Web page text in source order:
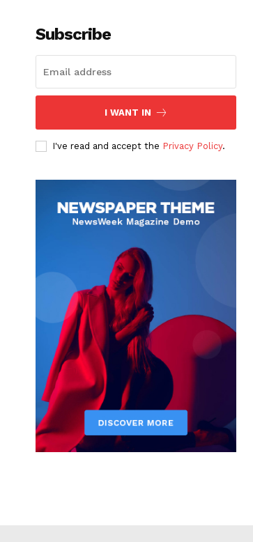
Subscribe
I WANT IN
I've read and accept the Privacy Policy.